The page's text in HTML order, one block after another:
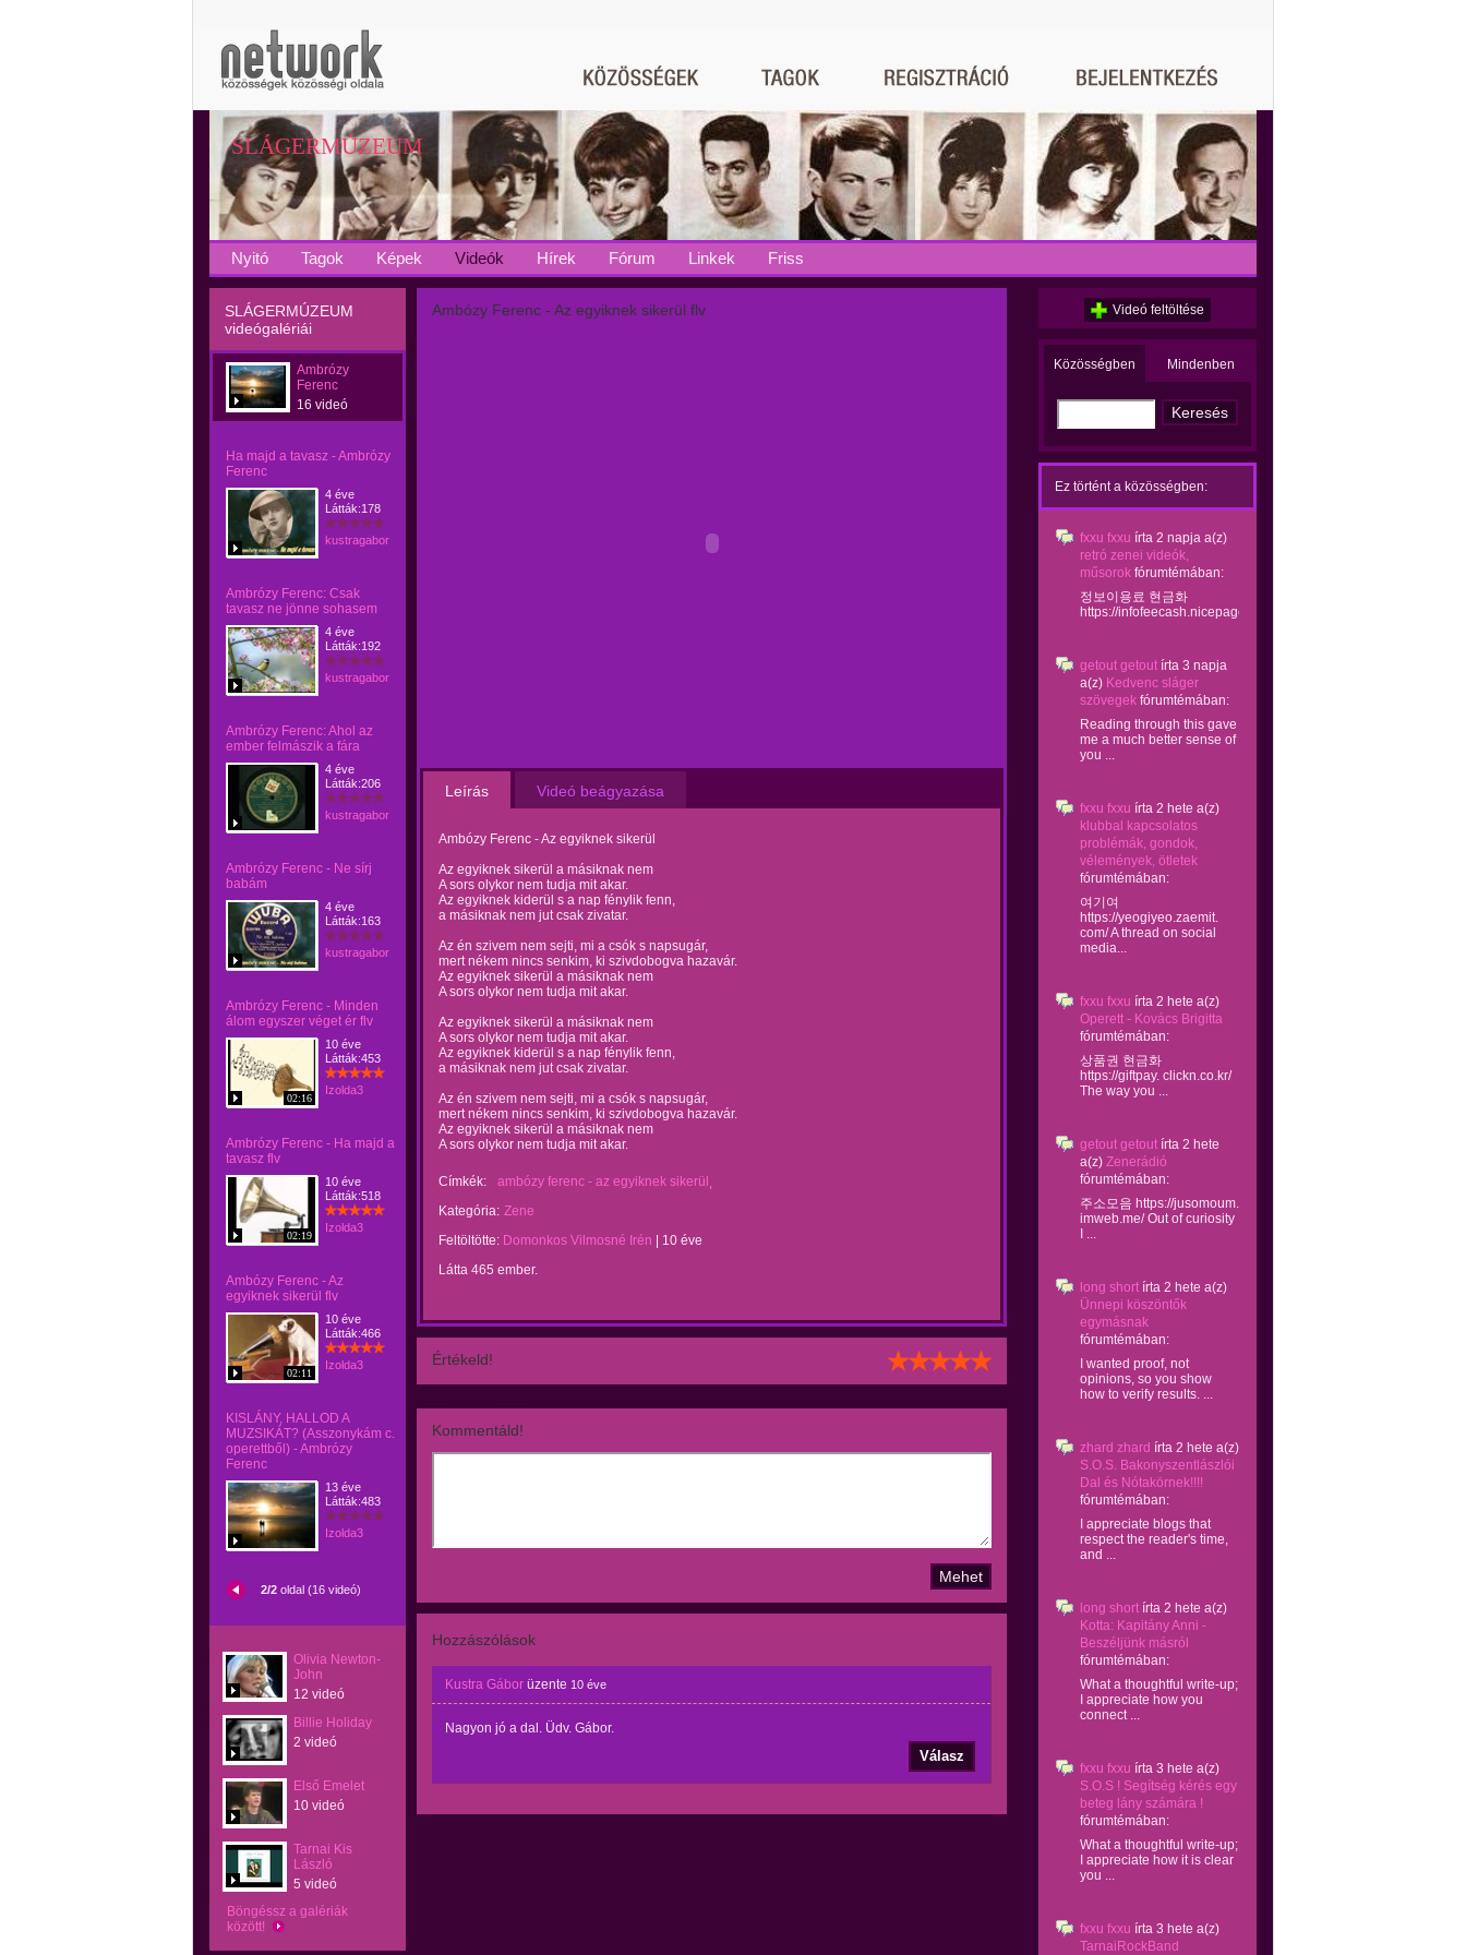
SLÁGERMÚZEUM
Nyitó Tagok Képek Videók Hírek Fórum Linkek Friss
SLÁGERMÚZEUM
videógalériái
Ambrózy
Ferenc
16 videó
Ha majd a tavasz - Ambrózy
Ferenc
4 éve
Látták:178
kustragabor
Ambrózy Ferenc: Csak
tavasz ne jönne sohasem
4 éve
Látták:192
kustragabor
Ambrózy Ferenc: Ahol az
ember felmászik a fára
4 éve
Látták:206
kustragabor
Ambrózy Ferenc - Ne sírj
babám
4 éve
Látták:163
kustragabor
Ambrózy Ferenc - Minden
álom egyszer véget ér flv
02:16
10 éve
Látták:453
Izolda3
Ambrózy Ferenc - Ha majd a
tavasz flv
02:19
10 éve
Látták:518
Izolda3
Ambózy Ferenc - Az
egyiknek sikerül flv
02:11
10 éve
Látták:466
Izolda3
KISLÁNY, HALLOD A
MUZSIKÁT? (Asszonykám c.
operettből) - Ambrózy
Ferenc
13 éve
Látták:483
Izolda3
2/2 oldal (16 videó)
Olivia Newton-
John
12 videó
Billie Holiday
2 videó
Első Emelet
10 videó
Tarnai Kis
László
5 videó
Böngéssz a galériák
között!
Ambózy Ferenc - Az egyiknek sikerül flv
Leírás Videó beágyazása
Ambózy Ferenc - Az egyiknek sikerül
Az egyiknek sikerül a másiknak nem
A sors olykor nem tudja mit akar.
Az egyiknek kiderül s a nap fénylik fenn,
a másiknak nem jut csak zivatar.
Az én szivem nem sejti, mi a csók s napsugár,
mert nékem nincs senkim, ki szivdobogva hazavár.
Az egyiknek sikerül a másiknak nem
A sors olykor nem tudja mit akar.
Az egyiknek sikerül a másiknak nem
A sors olykor nem tudja mit akar.
Az egyiknek kiderül s a nap fénylik fenn,
a másiknak nem jut csak zivatar.
Az én szivem nem sejti, mi a csók s napsugár,
mert nékem nincs senkim, ki szivdobogva hazavár.
Az egyiknek sikerül a másiknak nem
A sors olykor nem tudja mit akar.
Címkék:
ambózy ferenc - az egyiknek sikerül
Kategória: Zene
Feltöltötte: Domonkos Vilmosné Irén
10 éve
Látta 465 ember.
Értékeld!
Kommentáld!
Hozzászólások
Kustra Gábor üzente 10 éve
Nagyon jó a dal. Üdv. Gábor.
Válasz
Videó feltöltése
Közösségben Mindenben
Ez történt a közösségben:
fxxu fxxu írta 2 napja a(z)
retró zenei videók,
műsorok fórumtémában:
정보이용료 현금화
https://infofeecash.nicepage...
getout getout írta 3 napja
a(z) Kedvenc sláger
szövegek fórumtémában:
Reading through this gave
me a much better sense of
you ...
fxxu fxxu írta 2 hete a(z)
klubbal kapcsolatos
problémák, gondok,
vélemények, ötletek
fórumtémában:
여기여
https://yeogiyeo.zaemit.
com/ A thread on social
media...
fxxu fxxu írta 2 hete a(z)
Operett - Kovács Brigitta
fórumtémában:
상품권 현금화
https://giftpay. clickn.co.kr/
The way you ...
getout getout írta 2 hete
a(z) Zenerádió
fórumtémában:
주소모음 https://jusomoum.
imweb.me/ Out of curiosity
I ...
long short írta 2 hete a(z)
Ünnepi köszöntők
egymásnak
fórumtémában:
I wanted proof, not
opinions, so you show
how to verify results. ...
zhard zhard írta 2 hete a(z)
S.O.S. Bakonyszentlászlói
Dal és Nótakörnek!!!!
fórumtémában:
I appreciate blogs that
respect the reader's time,
and ...
long short írta 2 hete a(z)
Kotta: Kapitány Anni -
Beszéljünk másról
fórumtémában:
What a thoughtful write-up;
I appreciate how you
connect ...
fxxu fxxu írta 3 hete a(z)
S.O.S ! Segítség kérés egy
beteg lány számára !
fórumtémában:
What a thoughtful write-up;
I appreciate how it is clear
you ...
fxxu fxxu írta 3 hete a(z)
TarnaiRockBand